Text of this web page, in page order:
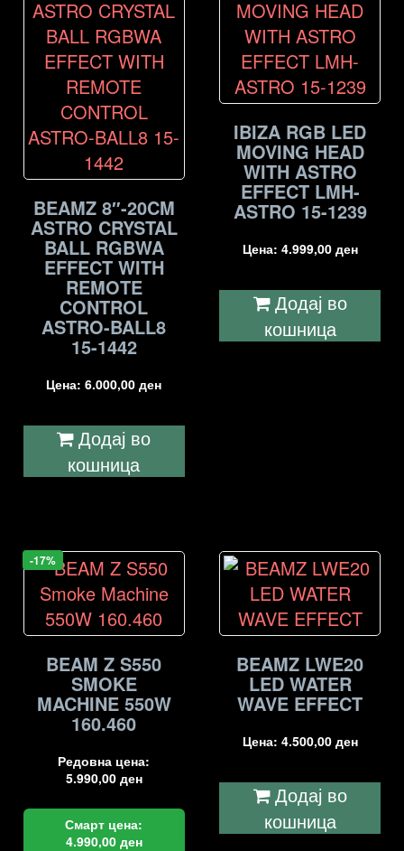
BEAMZ 8″-20CM
ASTRO CRYSTAL
BALL RGBWA
EFFECT WITH
REMOTE
CONTROL
ASTRO-BALL8
15-1442
Цена:6.000,00ден
Додај во
кошница
IBIZA RGB LED
MOVING HEAD
WITH ASTRO
EFFECT LMH-
ASTRO 15-1239
Цена: 4.999,00 ден
Додај во
кошница
-17%
BEAM Z S550
SMOKE
MACHINE 550W
160.460
Редовна цена:
5.990,00 ден
Смарт цена:
4.990,00 ден
BEAMZ LWE20
LED WATER
WAVE EFFECT
Цена: 4.500,00 ден
Додај во
кошница